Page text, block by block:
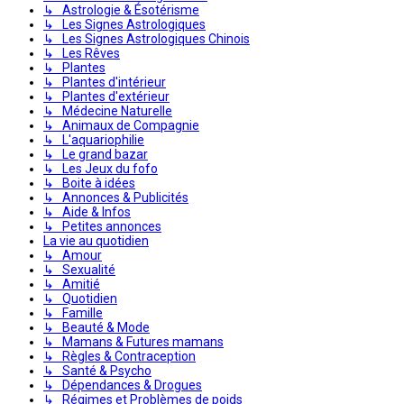
↳ Astrologie & Ésotérisme
↳ Les Signes Astrologiques
↳ Les Signes Astrologiques Chinois
↳ Les Rêves
↳ Plantes
↳ Plantes d'intérieur
↳ Plantes d'extérieur
↳ Médecine Naturelle
↳ Animaux de Compagnie
↳ L'aquariophilie
↳ Le grand bazar
↳ Les Jeux du fofo
↳ Boite à idées
↳ Annonces & Publicités
↳ Aide & Infos
↳ Petites annonces
La vie au quotidien
↳ Amour
↳ Sexualité
↳ Amitié
↳ Quotidien
↳ Famille
↳ Beauté & Mode
↳ Mamans & Futures mamans
↳ Règles & Contraception
↳ Santé & Psycho
↳ Dépendances & Drogues
↳ Régimes et Problèmes de poids